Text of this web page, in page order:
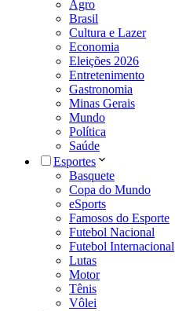
Agro
Brasil
Cultura e Lazer
Economia
Eleições 2026
Entretenimento
Gastronomia
Minas Gerais
Mundo
Política
Saúde
Esportes
Basquete
Copa do Mundo
eSports
Famosos do Esporte
Futebol Nacional
Futebol Internacional
Lutas
Motor
Tênis
Vôlei